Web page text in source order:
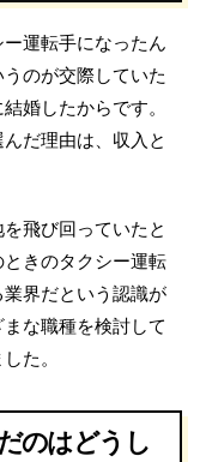
運転手になったん
のが交際していた
婚したからです。
だ理由は、収入と
飛び回っていたと
きのタクシー運転
界だという認識が
な職種を検討して
た。
のはどうし